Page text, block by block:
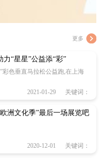
更多
“星星”公益添“彩”
彩色垂直马拉松公益跑,在上海
2021-01-29 关键词：
洲文化季”最后一场展览吧
2020-12-01 关键词：